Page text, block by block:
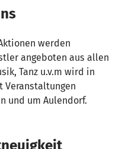
werden
angeboten aus allen
Tanz u.v.m wird in
Veranstaltungen
und um Aulendorf.